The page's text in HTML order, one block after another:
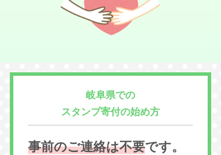
岐阜県での
スタンプ寄付の始め方
事前のご連絡は不要です。